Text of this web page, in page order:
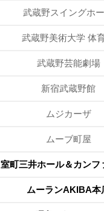
武蔵野スイングホ
武蔵野美術大学 体
武蔵野芸能劇場
新宿武蔵野館
ムジカーザ
ムーブ町屋
室町三井ホール＆カンフ
ムーランAKIBA本